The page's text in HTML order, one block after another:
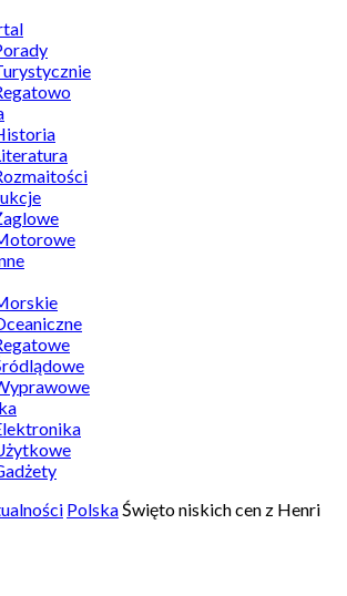
PolskaŚwięto niskich cen z Henri